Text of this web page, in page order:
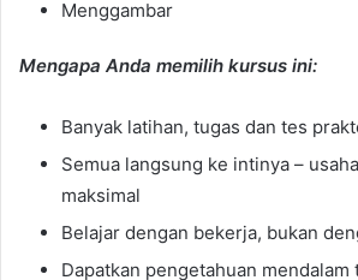
Menggambar
Mengapa Anda memilih kursus ini:
Banyak latihan, tugas dan tes
Semua langsung ke intinya –
maksimal
Belajar dengan bekerja, bukan
Dapatkan pengetahuan